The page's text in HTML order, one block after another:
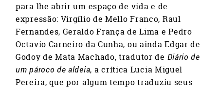
para lhe abrir um espaço de vida e de
expressão: Virgílio de Mello Franco, Raul
Fernandes, Geraldo França de Lima e Pedro
Octavio Carneiro da Cunha, ou ainda Edgar de
Godoy de Mata Machado, tradutor de Diário de
um pároco de aldeia, a crítica Lucia Miguel
Pereira, que por algum tempo traduziu seus